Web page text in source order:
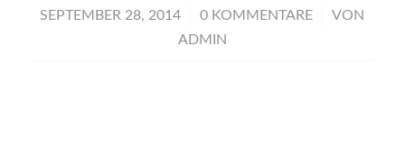
SEPTEMBER 28, 2014
/ 0 KOMMENTARE
/
VON
ADMIN